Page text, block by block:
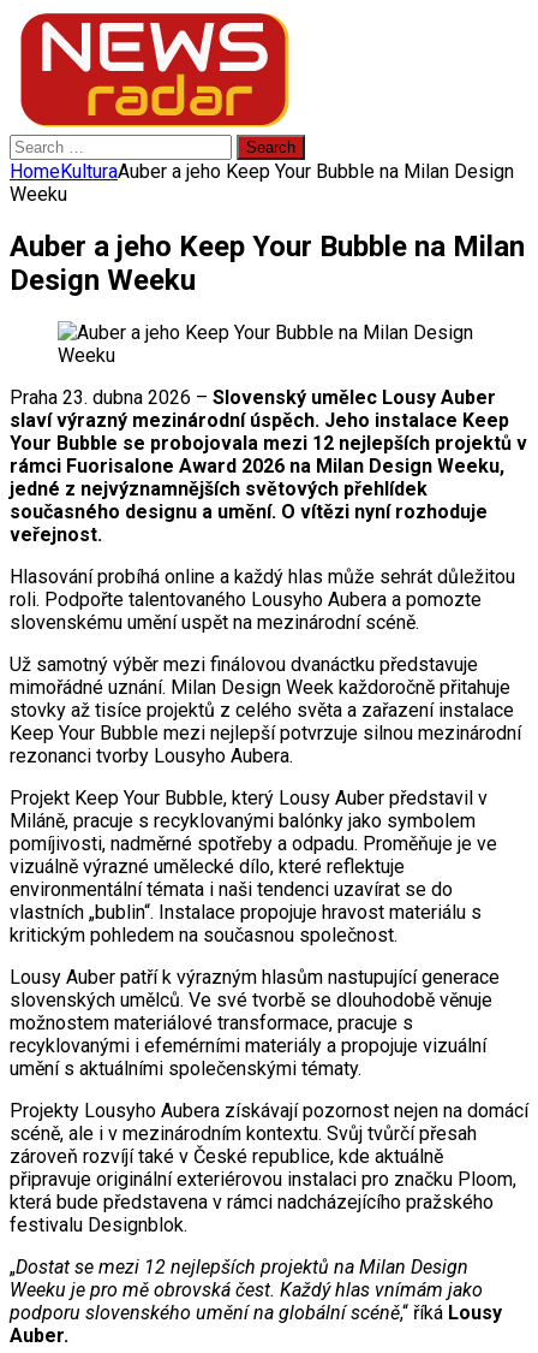
Search
for:
HomeKulturaAuber a jeho Keep Your Bubble na Milan Design
Weeku
Auber a jeho Keep Your Bubble na Milan
Design Weeku
Praha 23. dubna 2026 – Slovenský umělec Lousy Auber
slaví výrazný mezinárodní úspěch. Jeho instalace Keep
Your Bubble se probojovala mezi 12 nejlepších projektů v
rámci Fuorisalone Award 2026 na Milan Design Weeku,
jedné z nejvýznamnějších světových přehlídek
současného designu a umění. O vítězi nyní rozhoduje
veřejnost.
Hlasování probíhá online a každý hlas může sehrát důležitou
roli. Podpořte talentovaného Lousyho Aubera a pomozte
slovenskému umění uspět na mezinárodní scéně.
Už samotný výběr mezi finálovou dvanáctku představuje
mimořádné uznání. Milan Design Week každoročně přitahuje
stovky až tisíce projektů z celého světa a zařazení instalace
Keep Your Bubble mezi nejlepší potvrzuje silnou mezinárodní
rezonanci tvorby Lousyho Aubera.
Projekt Keep Your Bubble, který Lousy Auber představil v
Miláně, pracuje s recyklovanými balónky jako symbolem
pomíjivosti, nadměrné spotřeby a odpadu. Proměňuje je ve
vizuálně výrazné umělecké dílo, které reflektuje
environmentální témata i naši tendenci uzavírat se do
vlastních „bublin“. Instalace propojuje hravost materiálu s
kritickým pohledem na současnou společnost.
Lousy Auber patří k výrazným hlasům nastupující generace
slovenských umělců. Ve své tvorbě se dlouhodobě věnuje
možnostem materiálové transformace, pracuje s
recyklovanými i efemérními materiály a propojuje vizuální
umění s aktuálními společenskými tématy.
Projekty Lousyho Aubera získávají pozornost nejen na domácí
scéně, ale i v mezinárodním kontextu. Svůj tvůrčí přesah
zároveň rozvíjí také v České republice, kde aktuálně
připravuje originální exteriérovou instalaci pro značku Ploom,
která bude představena v rámci nadcházejícího pražského
festivalu Designblok.
„Dostat se mezi 12 nejlepších projektů na Milan Design
Weeku je pro mě obrovská čest. Každý hlas vnímám jako
podporu slovenského umění na globální scéně,“ říká Lousy
Auber.